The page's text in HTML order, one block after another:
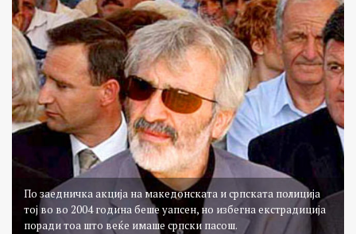
По заедничка акција на македонската и српската полиција
тој во во 2004 година беше уапсен, но избегна екстрадиција
поради тоа што веќе имаше српски пасош.